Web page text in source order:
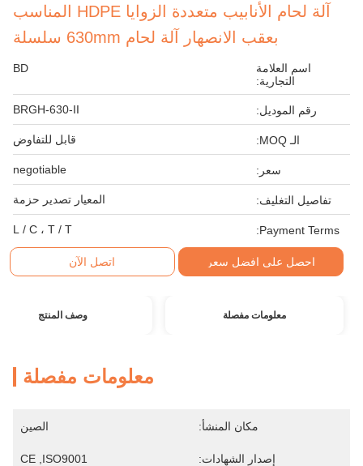
آلة لحام الأنابيب متعددة الزوايا HDPE المناسب
بعقب الانصهار آلة لحام 630mm سلسلة
اسم العلامة
التجارية:
BD
رقم الموديل: BRGH-630-II
الـ MOQ: قابل للتفاوض
سعر: negotiable
تفاصيل التغليف: المعيار تصدير حزمة
Payment Terms: L / C ، T / T
احصل على افضل سعر اتصل الآن
معلومات مفصلة وصف المنتج
معلومات مفصلة
مكان المنشأ: الصين
إصدار الشهادات: CE ,ISO9001